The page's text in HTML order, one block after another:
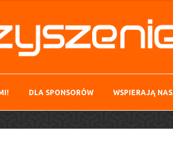
DLA SPONSORÓW WSPIERAJĄ NAS